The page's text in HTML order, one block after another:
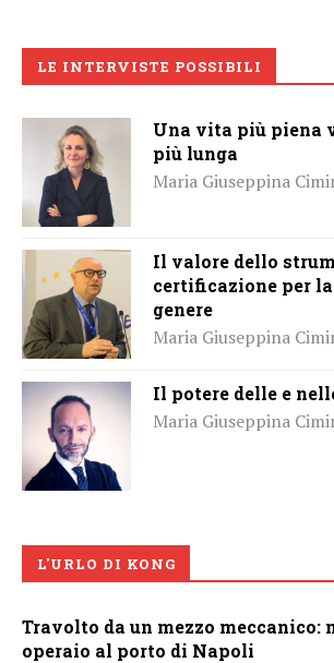
LE INTERVISTE POSSIBILI
Una vita più piena
più lunga
Maria Giuseppina
Il valore dello
certificazione per
genere
Maria Giuseppina
Il potere delle e
Maria Giuseppina
L'URLO DI KONG
Travolto da un mezzo meccanico:
operaio al porto di Napoli